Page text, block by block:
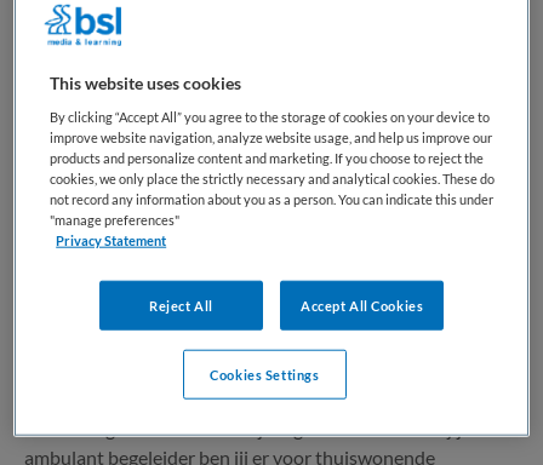
Bekijk vacature
Ambulant Begeleider
GGz Centraal,Ermelo
MBO
Fulltime
Tijdelijk dienstverband
Cliënten in de regio Noord-Veluwe begeleiden naar meer
zelfstandigheid en herstel. Jij zorgt ervoor. Zo werk jij Als
ambulant begeleider ben jij er voor thuiswonende
This website uses cookies
By clicking “Accept All” you agree to the storage of cookies on your device to
improve website navigation, analyze website usage, and help us improve our
products and personalize content and marketing. If you choose to reject the
cookies, we only place the strictly necessary and analytical cookies. These do
not record any information about you as a person. You can indicate this under
"manage preferences"
Privacy Statement
Reject All Accept All Cookies
Cookies Settings